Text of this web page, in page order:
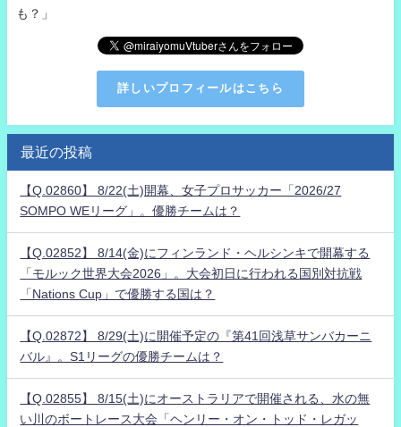
も？」
詳しいプロフィールはこちら
最近の投稿
【Q.02860】 8/22(土)開幕、女子プロサッカー「2026/27
SOMPO WEリーグ」。優勝チームは？
【Q.02852】 8/14(金)にフィンランド・ヘルシンキで開幕する
「モルック世界大会2026」。大会初日に行われる国別対抗戦
「Nations Cup」で優勝する国は？
【Q.02872】 8/29(土)に開催予定の『第41回浅草サンバカーニ
バル』。S1リーグの優勝チームは？
【Q.02855】 8/15(土)にオーストラリアで開催される、水の無
い川のボートレース大会「ヘンリー・オン・トッド・レガッ